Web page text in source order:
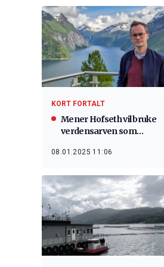
KORT FORTALT
Mener Hofseth vil bruke
verdensarven som
08.01.2025 11:06